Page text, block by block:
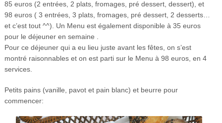
85 euros (2 entrées, 2 plats, fromages, pré dessert, dessert), et
98 euros ( 3 entrées, 3 plats, fromages, pré dessert, 2 desserts…
et c’est tout ^^). Un Menu est également disponible à 35 euros
pour le déjeuner en semaine .
Pour ce déjeuner qui a eu lieu juste avant les fêtes, on s’est
montré raisonnables et on est parti sur le Menu à 98 euros, en 4
services.
Petits pains (vanille, pavot et pain blanc) et beurre pour
commencer: